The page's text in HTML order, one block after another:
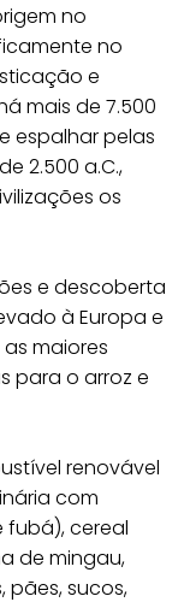
no
no
e
mais de 7.500
espalhar pelas
2.500 a.C.,
os
e descoberta
à Europa e
maiores
para o arroz e
renovável
com
cereal
de mingau,
pães, sucos,